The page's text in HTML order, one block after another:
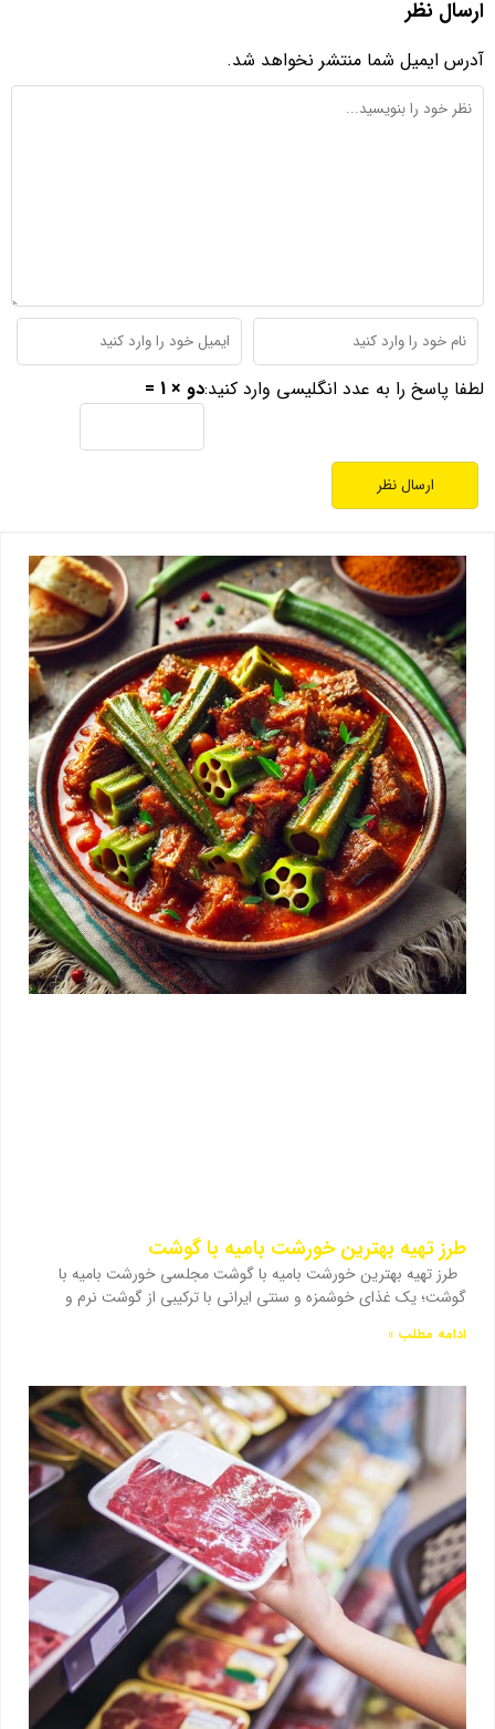
ارسال نظر
آدرس ایمیل شما منتشر نخواهد شد.
لطفا پاسخ را به عدد انگلیسی وارد کنید:دو × 1 =
طرز تهیه بهترین خورشت بامیه با گوشت
طرز تهیه بهترین خورشت بامیه با گوشت مجلسی خورشت بامیه با
گوشت؛ یک غذای خوشمزه و سنتی ایرانی با ترکیبی از گوشت نرم و
ادامه مطلب »